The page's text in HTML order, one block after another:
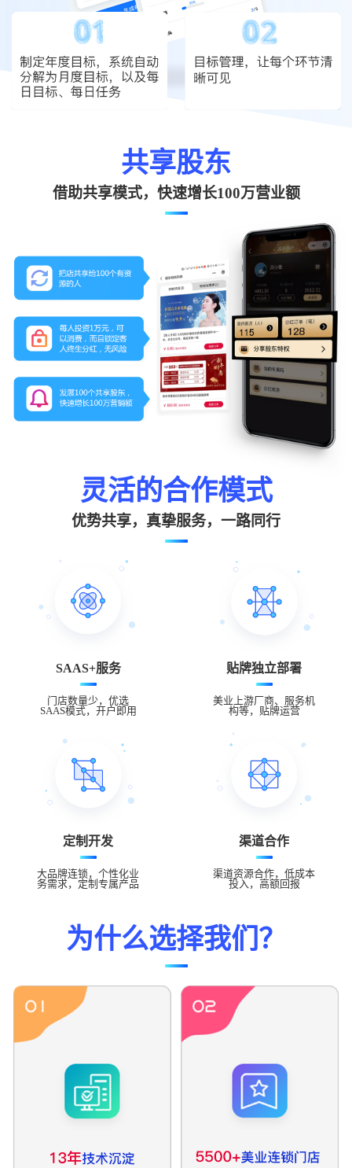
共享股东
借助共享模式，快速增长100万营业额
灵活的合作模式
优势共享，真挚服务，一路同行
SAAS+服务
门店数量少，优选
SAAS模式，开户即用
贴牌独立部署
美业上游厂商、服务机
构等，贴牌运营
定制开发
大品牌连锁，个性化业
务需求，定制专属产品
渠道合作
渠道资源合作，低成本
投入，高额回报
为什么选择我们？